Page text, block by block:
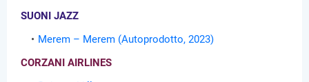
SUONI JAZZ
Merem – Merem (Autoprodotto, 2023)
CORZANI AIRLINES